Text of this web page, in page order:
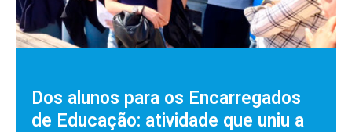
Dos alunos para os Encarregados
de Educação: atividade que uniu a